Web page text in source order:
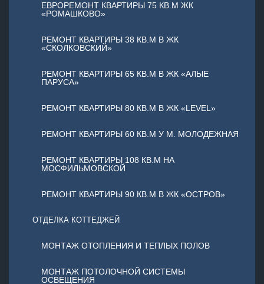
ЕВРОРЕМОНТ КВАРТИРЫ 75 КВ.М ЖК
«РОМАШКОВО»
РЕМОНТ КВАРТИРЫ 38 КВ.М В ЖК
«СКОЛКОВСКИЙ»
РЕМОНТ КВАРТИРЫ 65 КВ.М В ЖК «АЛЫЕ
ПАРУСА»
РЕМОНТ КВАРТИРЫ 80 КВ.М В ЖК «LEVEL»
РЕМОНТ КВАРТИРЫ 60 КВ.М У М. МОЛОДЕЖНАЯ
РЕМОНТ КВАРТИРЫ 108 КВ.М НА
МОСФИЛЬМОВСКОЙ
РЕМОНТ КВАРТИРЫ 90 КВ.М В ЖК «ОСТРОВ»
ОТДЕЛКА КОТТЕДЖЕЙ
МОНТАЖ ОТОПЛЕНИЯ И ТЕПЛЫХ ПОЛОВ
МОНТАЖ ПОТОЛОЧНОЙ СИСТЕМЫ
ОСВЕЩЕНИЯ